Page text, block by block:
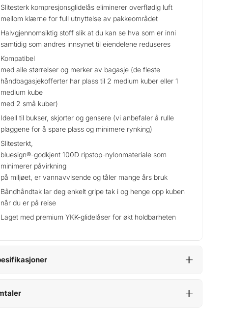
Slitesterk kompresjonsglidelås eliminerer overflødig luft
mellom klærne for full utnyttelse av pakkeområdet
Halvgjennomsiktig stoff slik at du kan se hva som er inni
samtidig som andres innsynet til eiendelene reduseres
Kompatibel
med alle størrelser og merker av bagasje (de fleste
håndbagasjekofferter har plass til 2 medium kuber eller 1
medium kube
med 2 små kuber)
Ideell til bukser, skjorter og gensere (vi anbefaler å rulle
plaggene for å spare plass og minimere rynking)
Slitesterkt,
bluesign®-godkjent 100D ripstop-nylonmateriale som
minimerer påvirkning
på miljøet, er vannavvisende og tåler mange års bruk
Båndhåndtak lar deg enkelt gripe tak i og henge opp kuben
når du er på reise
Laget med premium YKK-glidelåser for økt holdbarheten